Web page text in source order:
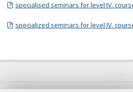
specialised seminars for level IV.
specialized seminars for level IV.